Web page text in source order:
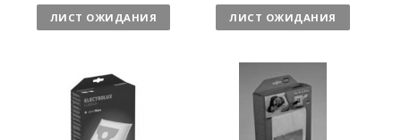
ч
е
в
о
ЛИСТ ОЖИДАНИЯ
ч
е
т
в
о
ЛИСТ ОЖИДАНИЯ